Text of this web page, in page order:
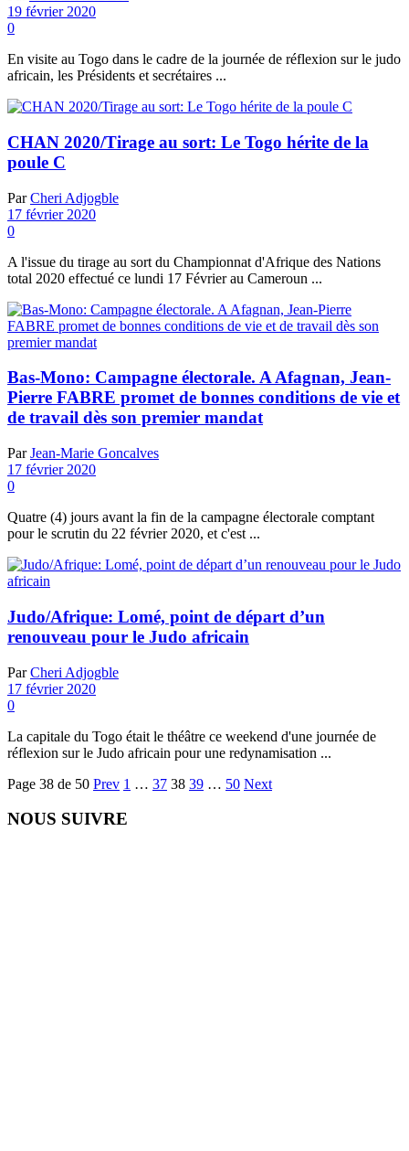
19 février 2020
0
En visite au Togo dans le cadre de la journée de réflexion sur le judo
africain, les Présidents et secrétaires ...
CHAN 2020/Tirage au sort: Le Togo hérite de la
poule C
Par Cheri Adjogble
17 février 2020
0
A l'issue du tirage au sort du Championnat d'Afrique des Nations
total 2020 effectué ce lundi 17 Février au Cameroun ...
Bas-Mono: Campagne électorale. A Afagnan, Jean-
Pierre FABRE promet de bonnes conditions de vie et
de travail dès son premier mandat
Par Jean-Marie Goncalves
17 février 2020
0
Quatre (4) jours avant la fin de la campagne électorale comptant
pour le scrutin du 22 février 2020, et c'est ...
Judo/Afrique: Lomé, point de départ d’un
renouveau pour le Judo africain
Par Cheri Adjogble
17 février 2020
0
La capitale du Togo était le théâtre ce weekend d'une journée de
réflexion sur le Judo africain pour une redynamisation ...
Page 38 de 50 Prev 1 … 37 38 39 … 50 Next
NOUS SUIVRE